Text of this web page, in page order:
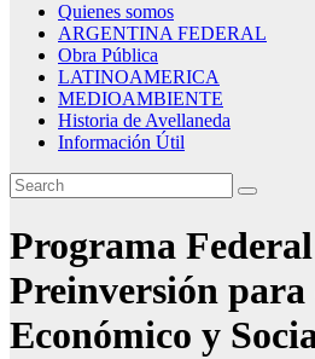
Quienes somos
ARGENTINA FEDERAL
Obra Pública
LATINOAMERICA
MEDIOAMBIENTE
Historia de Avellaneda
Información Útil
Programa
Preinversión
Económico y